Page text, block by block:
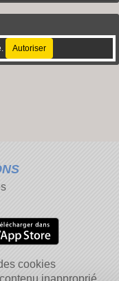
Autoriser
cookies
inapproprié